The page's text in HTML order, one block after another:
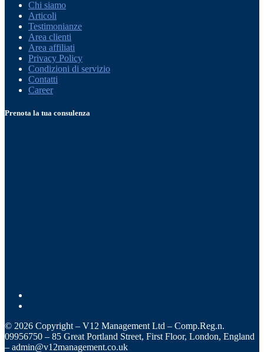
Chi siamo
Articoli
Testimonianze
Area clienti
Area affiliati
Privacy Policy
Condizioni di servizio
Contatti
Career
Prenota la tua consulenza
© 2026 Copyright – V12 Management Ltd – Comp.Reg.n.
09956750 – 85 Great Portland Street, First Floor, London, England
– admin@v12management.co.uk